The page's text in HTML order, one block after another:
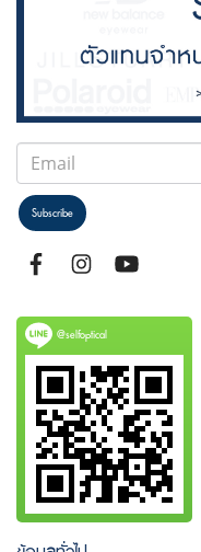
Subscribe
@selfoptical